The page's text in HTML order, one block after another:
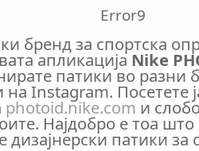
Error9
бренд за спортска
апликација Nike
патики во
Instagram. Посетете
photoid.nike.com и
Најдобро е тоа
дизајнерски патики за